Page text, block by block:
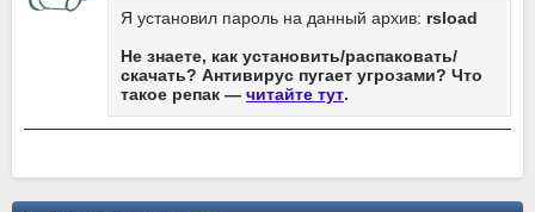
Я установил пароль на данный архив: rsload
Не знаете, как установить/распаковать/
скачать? Антивирус пугает угрозами? Что
такое репак — читайте тут.